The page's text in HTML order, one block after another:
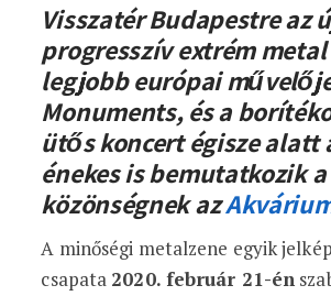
Új énekessel tér vissza
Visszatér Budapestre az
progresszív extrém
legjobb európai
Monuments, és a
ütős koncert égisze alatt
énekes is bemutatkozik
közönségnek az
A minőségi metalzene egyik
csapata 2020. február 21-én